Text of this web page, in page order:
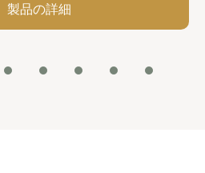
製品の詳細